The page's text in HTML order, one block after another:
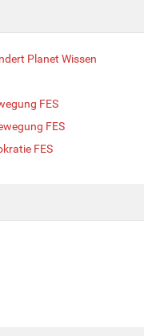
Planet Wissen
FES
FES
FES